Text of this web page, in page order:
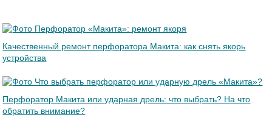
Качественный ремонт перфоратора Макита: как снять якорь
устройства
Перфоратор Макита или ударная дрель: что выбрать? На что
обратить внимание?